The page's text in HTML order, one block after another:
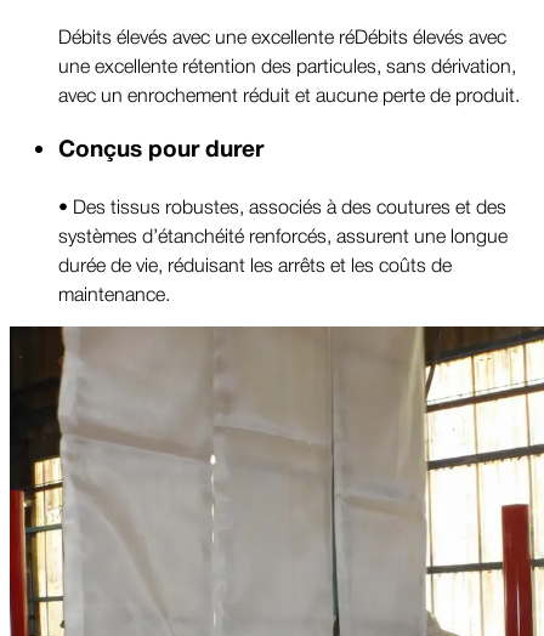
Débits élevés avec une excellente réDébits élevés avec
une excellente rétention des particules, sans dérivation,
avec un enrochement réduit et aucune perte de produit.
Conçus pour durer
• Des tissus robustes, associés à des coutures et des
systèmes d’étanchéité renforcés, assurent une longue
durée de vie, réduisant les arrêts et les coûts de
maintenance.